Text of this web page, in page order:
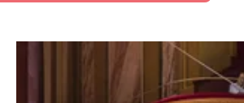
Passion selon Saint